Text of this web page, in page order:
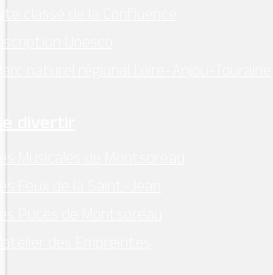
classé de la Confluence
Unesco
naturel régional Loire-Anjou-Touraine
divertir
Musicales de Montsoreau
Feux de la Saint-Jean
Puces de Montsoreau
des Empreintes